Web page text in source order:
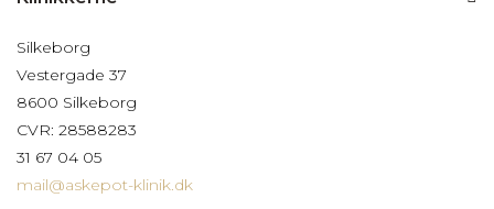
Silkeborg
Vestergade 37
8600 Silkeborg
CVR: 28588283
31 67 04 05
mail@askepot-klinik.dk